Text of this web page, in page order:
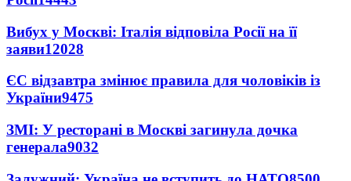
Вибух у Москві: Італія відповіла Росії на її
заяви12028
ЄС відзавтра змінює правила для чоловіків із
України9475
ЗМІ: У ресторані в Москві загинула дочка
генерала9032